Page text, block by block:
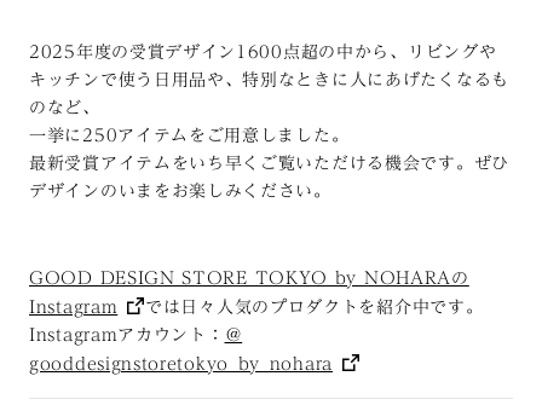
2025年度の受賞デザイン1600点超の中から、リビングや
キッチンで使う日用品や、特別なときに人にあげたくなるも
のなど、
一挙に250アイテムをご用意しました。
最新受賞アイテムをいち早くご覧いただける機会です。ぜひ
デザインのいまをお楽しみください。
GOOD DESIGN STORE TOKYO by NOHARAの
Instagram
では日々人気のプロダクトを紹介中です。
Instagramアカウント： ＠
gooddesignstoretokyo_by_nohara